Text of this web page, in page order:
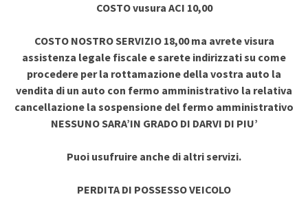
COSTO vusura ACI 10,00
COSTO NOSTRO SERVIZIO 18,00 ma avrete visura
assistenza legale fiscale e sarete indirizzati su come
procedere per la rottamazione della vostra auto la
vendita di un auto con fermo amministrativo la relativa
cancellazione la sospensione del fermo amministrativo
NESSUNO SARA’IN GRADO DI DARVI DI PIU’
Puoi usufruire anche di altri servizi.
PERDITA DI POSSESSO VEICOLO